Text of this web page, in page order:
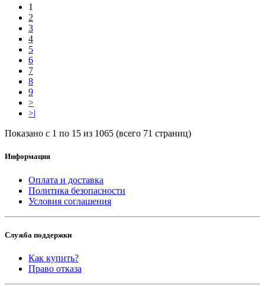
1
2
3
4
5
6
7
8
9
>
>|
Показано с 1 по 15 из 1065 (всего 71 страниц)
Информация
Оплата и доставка
Политика безопасности
Условия соглашения
Служба поддержки
Как купить?
Право отказа